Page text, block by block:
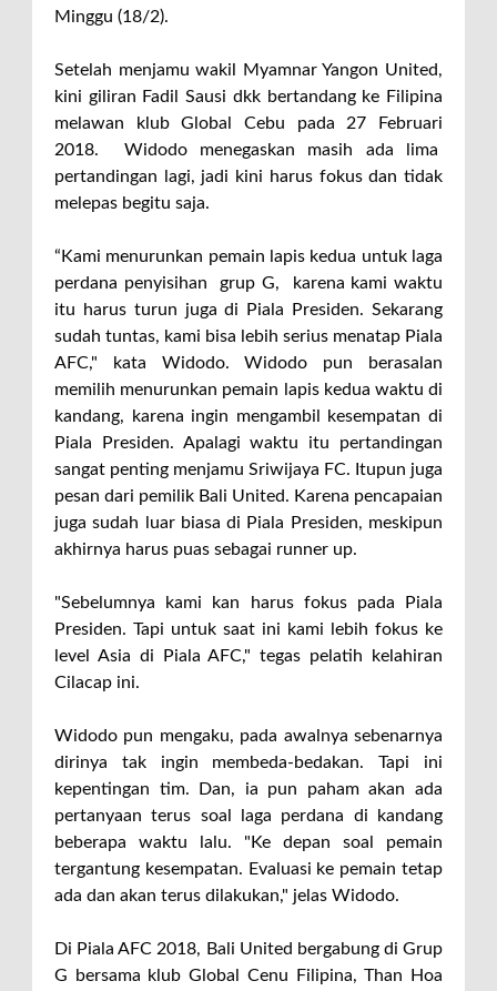
Minggu (18/2).
Setelah menjamu wakil Myamnar Yangon United,
kini giliran Fadil Sausi dkk bertandang ke Filipina
melawan klub Global Cebu pada 27 Februari
2018. Widodo menegaskan masih ada lima
pertandingan lagi, jadi kini harus fokus dan tidak
melepas begitu saja.
“Kami menurunkan pemain lapis kedua untuk laga
perdana penyisihan grup G, karena kami waktu
itu harus turun juga di Piala Presiden. Sekarang
sudah tuntas, kami bisa lebih serius menatap Piala
AFC," kata Widodo. Widodo pun berasalan
memilih menurunkan pemain lapis kedua waktu di
kandang, karena ingin mengambil kesempatan di
Piala Presiden. Apalagi waktu itu pertandingan
sangat penting menjamu Sriwijaya FC. Itupun juga
pesan dari pemilik Bali United. Karena pencapaian
juga sudah luar biasa di Piala Presiden, meskipun
akhirnya harus puas sebagai runner up.
"Sebelumnya kami kan harus fokus pada Piala
Presiden. Tapi untuk saat ini kami lebih fokus ke
level Asia di Piala AFC," tegas pelatih kelahiran
Cilacap ini.
Widodo pun mengaku, pada awalnya sebenarnya
dirinya tak ingin membeda-bedakan. Tapi ini
kepentingan tim. Dan, ia pun paham akan ada
pertanyaan terus soal laga perdana di kandang
beberapa waktu lalu. "Ke depan soal pemain
tergantung kesempatan. Evaluasi ke pemain tetap
ada dan akan terus dilakukan," jelas Widodo.
Di Piala AFC 2018, Bali United bergabung di Grup
G bersama klub Global Cenu Filipina, Than Hoa